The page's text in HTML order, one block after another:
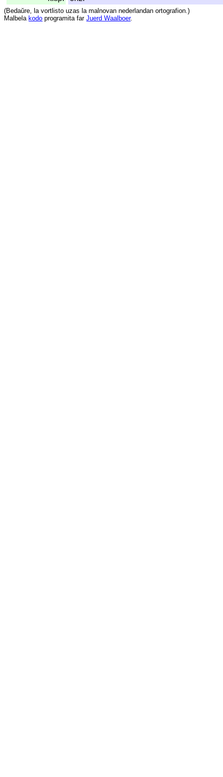
(Bedaŭre, la vortlisto uzas la malnovan nederlandan ortografion.)
Malbela kodo programita far Juerd Waalboer.